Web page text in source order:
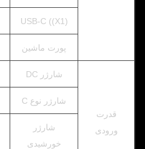
USB-C ((X1)
پورت ماشین
قدرت
ورودی
شارژر DC
شارژر نوع C
شارژر
خورشیدی